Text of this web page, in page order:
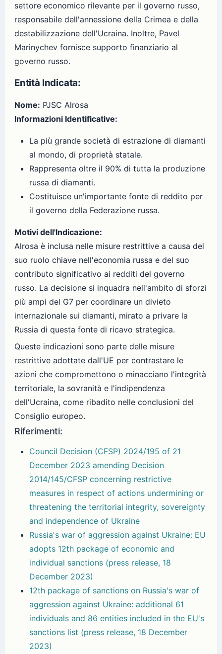
settore economico rilevante per il governo russo,
responsabile dell'annessione della Crimea e della
destabilizzazione dell'Ucraina. Inoltre, Pavel
Marinychev fornisce supporto finanziario al
governo russo.
Entità Indicata:
Nome: PJSC Alrosa
Informazioni Identificative:
La più grande società di estrazione di diamanti
al mondo, di proprietà statale.
Rappresenta oltre il 90% di tutta la produzione
russa di diamanti.
Costituisce un'importante fonte di reddito per
il governo della Federazione russa.
Motivi dell'Indicazione:
Alrosa è inclusa nelle misure restrittive a causa del
suo ruolo chiave nell'economia russa e del suo
contributo significativo ai redditi del governo
russo. La decisione si inquadra nell'ambito di sforzi
più ampi del G7 per coordinare un divieto
internazionale sui diamanti, mirato a privare la
Russia di questa fonte di ricavo strategica.
Queste indicazioni sono parte delle misure
restrittive adottate dall'UE per contrastare le
azioni che compromettono o minacciano l'integrità
territoriale, la sovranità e l'indipendenza
dell'Ucraina, come ribadito nelle conclusioni del
Consiglio europeo.
Riferimenti:
Council Decision (CFSP) 2024/195 of 21
December 2023 amending Decision
2014/145/CFSP concerning restrictive
measures in respect of actions undermining or
threatening the territorial integrity, sovereignty
and independence of Ukraine
Russia's war of aggression against Ukraine: EU
adopts 12th package of economic and
individual sanctions (press release, 18
December 2023)
12th package of sanctions on Russia's war of
aggression against Ukraine: additional 61
individuals and 86 entities included in the EU's
sanctions list (press release, 18 December
2023)